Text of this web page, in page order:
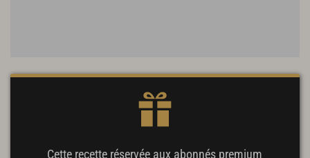
Cette recette réservée aux abonnés premium